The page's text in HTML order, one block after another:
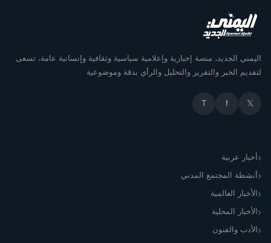
اليمني الجديد، منصة إخبارية وإعلامية سياسية وثقافية وإنسانية عامة، تسعى
لتقديم الخبر والتقرير والتحليل والرأي بدقة وموضوعية
𝕏
f
T
أخبار عربية
أنشطة المجتمع المدني
الأخبار العالمية
الأخبار المحلية
الأدب والفنون